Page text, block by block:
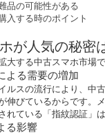
品の可能性がある
入する時のポイント
が人気の秘密
大する中古スマホ市場
よる需要の増加
ルスの流行により、中
伸びているからです。
れている「指紋認証」
る影響